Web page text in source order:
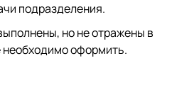
подразделения.
но не отражены в
необходимо оформить.